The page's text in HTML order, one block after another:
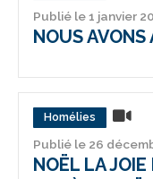
Publié le 1 janvier
NOUS AVONS
Homélies
Publié le 26
NOËL LA